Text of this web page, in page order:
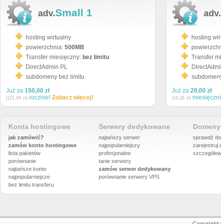
adv.Small 1
hosting wirtualny
powierzchnia: 500MB
Transfer miesięczny: bez limitu
DirectAdmin PL
subdomeny bez limitu
Już za 150,00 zł
(121,95 zł) rocznie! Zobacz więcej!
adv.
hosting
Transfer
Już za 20,00 zł
(16,26 zł)
Konta hostingowe
jak zamówić?
zamów konto hostingowe
lista pakietów
porównanie
najtańsze konto
najpopularniejsze
bez limitu transferu
Serwery dedykowane
najtańszy serwer
najpopularniejszy
profesjonalne
tanie serwery
zamów serwer dedykowany
porównanie serwery VPS
sprawdź
zarejestruj